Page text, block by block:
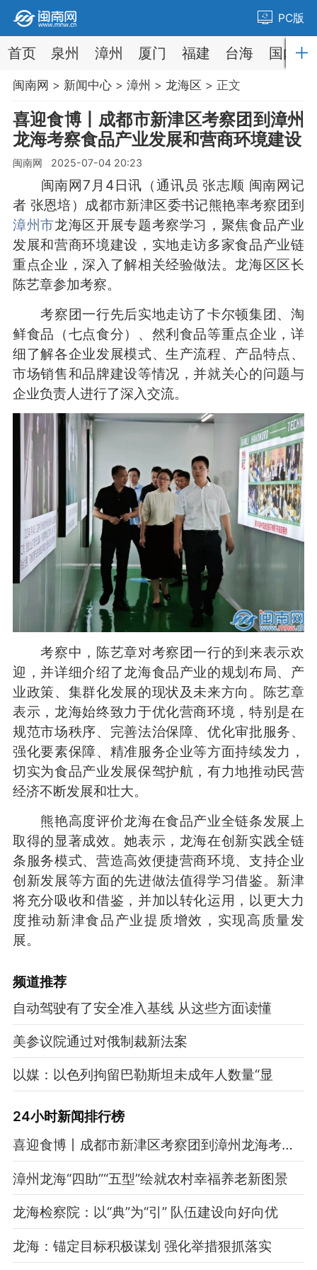
PC版
首页 泉州 漳州 厦门 福建 台海 国内
闽南网 > 新闻中心> 漳州 > 龙海区 > 正文
喜迎食博丨成都市新津区考察团到漳州
龙海考察食品产业发展和营商环境建设
闽南网 2025-07-04 20:23
闽南网7月4日讯（通讯员 张志顺 闽南网记
者 张恩培）成都市新津区委书记熊艳率考察团到
漳州市龙海区开展专题考察学习，聚焦食品产业
发展和营商环境建设，实地走访多家食品产业链
重点企业，深入了解相关经验做法。龙海区区长
陈艺章参加考察。
考察团一行先后实地走访了卡尔顿集团、淘
鲜食品（七点食分）、然利食品等重点企业，详
细了解各企业发展模式、生产流程、产品特点、
市场销售和品牌建设等情况，并就关心的问题与
企业负责人进行了深入交流。
考察中，陈艺章对考察团一行的到来表示欢
迎，并详细介绍了龙海食品产业的规划布局、产
业政策、集群化发展的现状及未来方向。陈艺章
表示，龙海始终致力于优化营商环境，特别是在
规范市场秩序、完善法治保障、优化审批服务、
强化要素保障、精准服务企业等方面持续发力，
切实为食品产业发展保驾护航，有力地推动民营
经济不断发展和壮大。
熊艳高度评价龙海在食品产业全链条发展上
取得的显著成效。她表示，龙海在创新实践全链
条服务模式、营造高效便捷营商环境、支持企业
创新发展等方面的先进做法值得学习借鉴。新津
将充分吸收和借鉴，并加以转化运用，以更大力
度推动新津食品产业提质增效，实现高质量发
展。
频道推荐
自动驾驶有了安全准入基线 从这些方面读懂
美参议院通过对俄制裁新法案
以媒：以色列拘留巴勒斯坦未成年人数量“显
24小时新闻排行榜
喜迎食博丨成都市新津区考察团到漳州龙海考察食品产业发展和营商环境建设
漳州龙海“四助”“五型”绘就农村幸福养老新图景
龙海检察院：以“典”为“引” 队伍建设向好向优
龙海：锚定目标积极谋划 强化举措狠抓落实